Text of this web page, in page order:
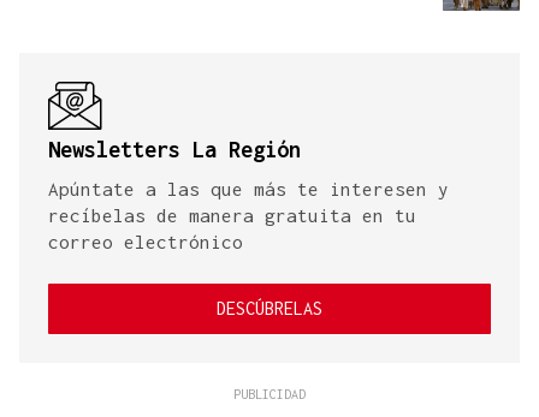
Newsletters La Región
Apúntate a las que más te interesen y
recíbelas de manera gratuita en tu
correo electrónico
DESCÚBRELAS